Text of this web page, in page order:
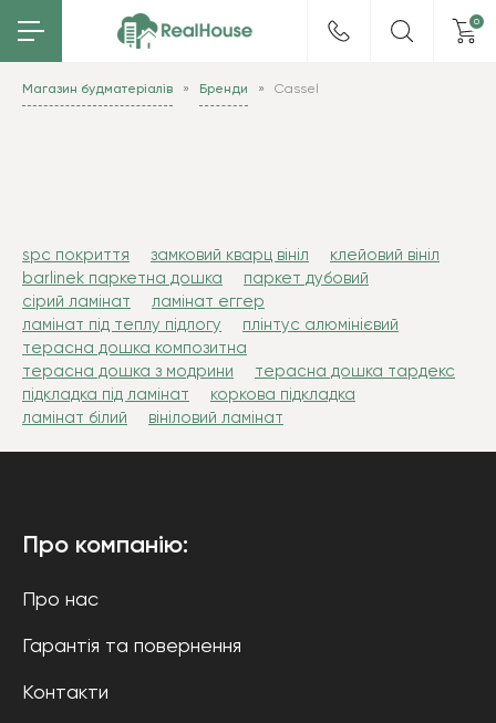
0
Магазин будматеріалів Бренди Cassel
spc покриття замковий кварц вініл
клейовий вініл
barlinek паркетна дошка
паркет дубовий
сірий ламінат
ламінат еггер
ламінат під теплу підлогу
плінтус алюмінієвий
терасна дошка композитна
терасна дошка з модрини
терасна дошка тардекс
підкладка під ламінат
коркова підкладка
ламінат білий
вініловий ламінат
Про компанію:
Про нас
Гарантія та повернення
Контакти